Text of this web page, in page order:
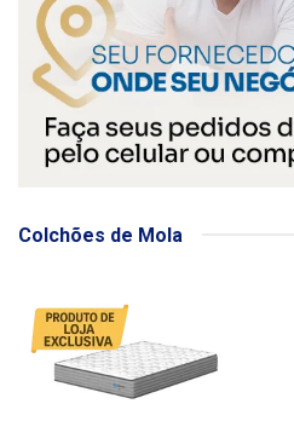
Colchões de Mola